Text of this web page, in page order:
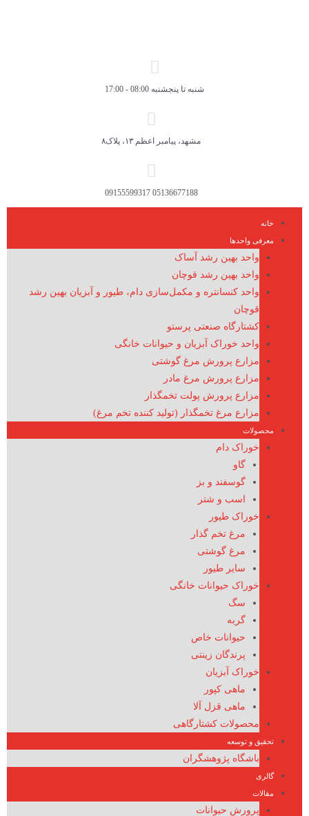
شنبه تا پنجشنبه 08:00 - 17:00
مشهد، پیامبر اعظم ۱۳، پلاک۸
05136677188 09155599317
خانه
معرفی واحدها
واحد بهین رشد آساک
واحد بهین رشد قوچان
واحد کنسانتره و مکمل‌سازی دام، طیور و آبزیان بهین رشد
قوچان
کشتارگاه صنعتی پرستو
واحد خوراک آبزیان و حیوانات خانگی
مزارع پرورش مرغ گوشتی
مزارع پرورش مرغ مادر
مزارع پرورش پولت تخمگذار
مزارع مرغ تخمگذار (تولید کننده تخم مرغ)
محصولات
خوراک دام
گاو
گوسفند و بز
اسب و شتر
خوراک طیور
مرغ تخم گذار
مرغ گوشتی
سایر طیور
خوراک حیوانات خانگی
سگ
گربه
حیوانات خاص
پرندگان زینتی
خوراک آبزیان
ماهی کپور
ماهی قزل آلا
محصولات کشتارگاهی
تحقیق و توسعه
باشگاه پژوهشگران
گالری
مقالات
پرورش حیوانات